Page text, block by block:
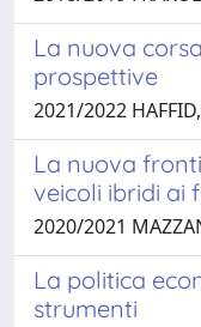
La nuova
prospettive
2021/2022
La nuova
veicoli ibridi ai
2020/2021
La politica
strumenti